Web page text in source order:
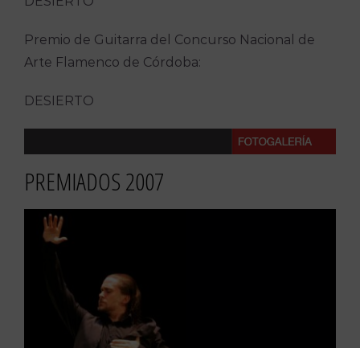
Premio de Guitarra del Concurso Nacional de
Arte Flamenco de Córdoba:
DESIERTO
PREMIADOS 2007